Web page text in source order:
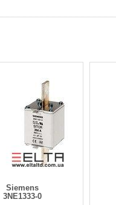
Siemens
3NE1333-0